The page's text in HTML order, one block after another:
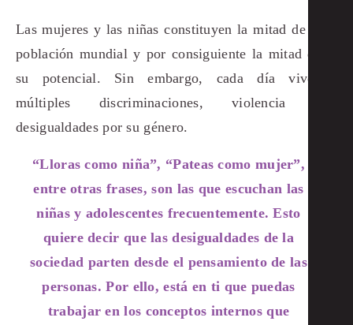
Las mujeres y las niñas constituyen la mitad de la
población mundial y por consiguiente la mitad de
su potencial. Sin embargo, cada día viven
múltiples discriminaciones, violencia y
desigualdades por su género.
“Lloras como niña”, “Pateas como mujer”,
entre otras frases, son las que escuchan las
niñas y adolescentes frecuentemente. Esto
quiere decir que las desigualdades de la
sociedad parten desde el pensamiento de las
personas. Por ello, está en ti que puedas
trabajar en los conceptos internos que